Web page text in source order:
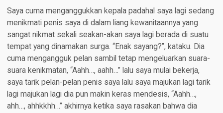
Saya cuma menganggukkan kepala padahal saya lagi sedang
menikmati penis saya di dalam liang kewanitaannya yang
sangat nikmat sekali seakan-akan saya lagi berada di suatu
tempat yang dinamakan surga. “Enak sayang?”, kataku. Dia
cuma mengangguk pelan sambil tetap mengeluarkan suara-
suara kenikmatan, “Aahh…, aahh…” lalu saya mulai bekerja,
saya tarik pelan-pelan penis saya lalu saya majukan lagi tarik
lagi majukan lagi dia pun makin keras mendesis, “Aahh…,
ahh…, ahhkkhh…” akhirnya ketika saya rasakan bahwa dia